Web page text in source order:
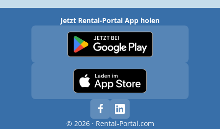
Jetzt Rental-Portal App holen
© 2026 · Rental-Portal.com